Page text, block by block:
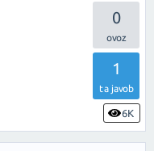
0
1
ta javob
6K